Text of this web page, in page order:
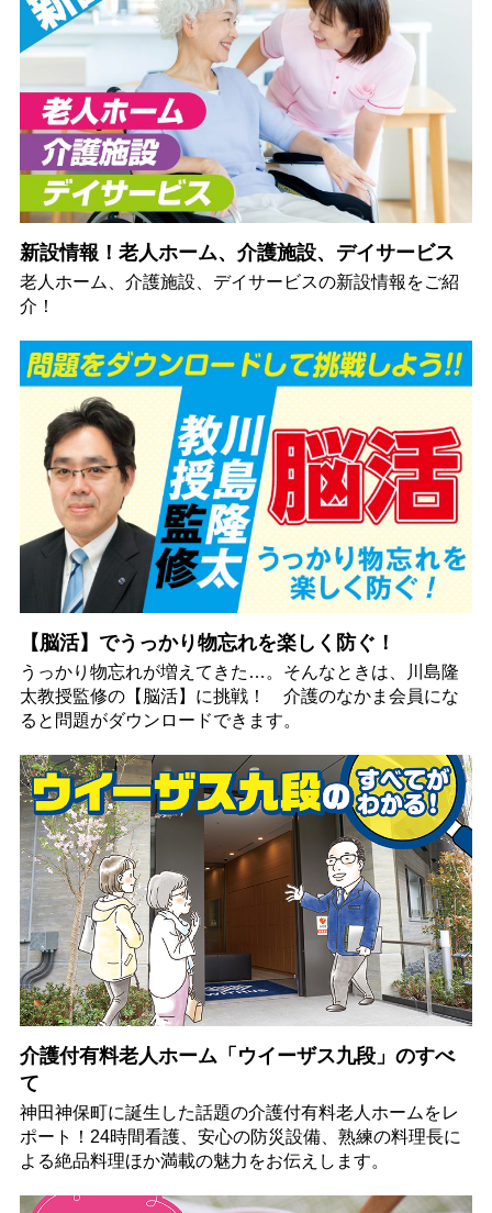
新設情報！老人ホーム、介護施設、デイサービス
老人ホーム、介護施設、デイサービスの新設情報をご紹
介！
【脳活】でうっかり物忘れを楽しく防ぐ！
うっかり物忘れが増えてきた…。そんなときは、川島隆
太教授監修の【脳活】に挑戦！ 介護のなかま会員にな
ると問題がダウンロードできます。
介護付有料老人ホーム「ウイーザス九段」のすべ
て
神田神保町に誕生した話題の介護付有料老人ホームをレ
ポート！24時間看護、安心の防災設備、熟練の料理長に
よる絶品料理ほか満載の魅力をお伝えします。